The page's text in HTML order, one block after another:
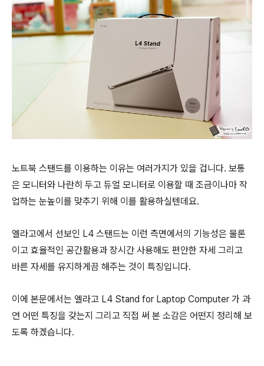
노트북 스탠드를 이용하는 이유는 여러가지가 있을 겁니다. 보통
은 모니터와 나란히 두고 듀얼 모니터로 이용할 때 조금이나마 작
업하는 눈높이를 맞추기 위해 이를 활용하실텐데요.
엘라고에서 선보인 L4 스탠드는 이런 측면에서의 기능성은 물론
이고 효율적인 공간활용과 장시간 사용해도 편안한 자세 그리고
바른 자세를 유지하게끔 해주는 것이 특징입니다.
이에 본문에서는 엘라고 L4 Stand for Laptop Computer 가 과
연 어떤 특징을 갖는지 그리고 직접 써 본 소감은 어떤지 정리해 보
도록 하겠습니다.